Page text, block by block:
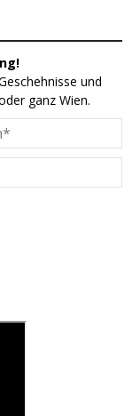
und
ganz Wien.